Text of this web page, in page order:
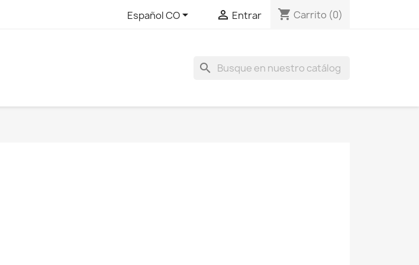
Español CO  Entrar shopping_cart Carrito (0)
search